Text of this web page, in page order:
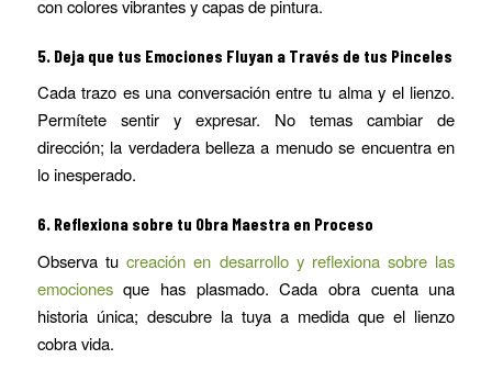
con colores vibrantes y capas de pintura.
5. Deja que tus Emociones Fluyan a Través de tus Pinceles
Cada trazo es una conversación entre tu alma y el lienzo.
Permítete sentir y expresar. No temas cambiar de
dirección; la verdadera belleza a menudo se encuentra en
lo inesperado.
6. Reflexiona sobre tu Obra Maestra en Proceso
Observa tucreación en desarrollo y reflexiona sobre las
emocionesque has plasmado. Cada obra cuenta una
historia única; descubre la tuya a medida que el lienzo
cobra vida.